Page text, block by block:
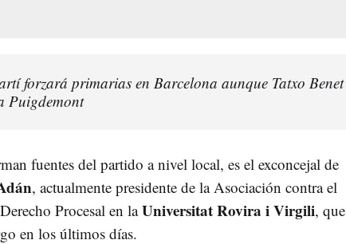
forzará primarias en Barcelona aunque Tatxo Benet
Puigdemont
fuentes del partido a nivel local, es el exconcejal de
, actualmente presidente de la Asociación contra el
Procesal en laUniversitat Rovira i Virgili, que
en los últimos días.